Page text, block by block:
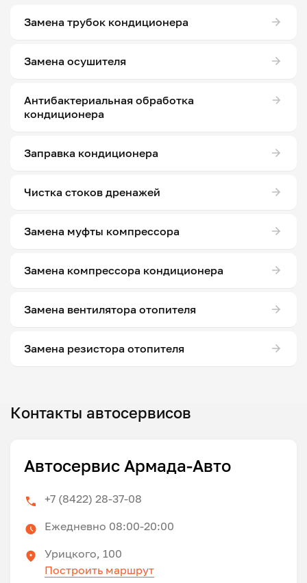
Замена трубок кондиционера
Замена осушителя
Антибактериальная обработка
кондиционера
Заправка кондиционера
Чистка стоков дренажей
Замена муфты компрессора
Замена компрессора кондиционера
Замена вентилятора отопителя
Замена резистора отопителя
Контакты автосервисов
Автосервис Армада-Авто
+7 (8422) 28-37-08
Ежедневно 08:00-20:00
Урицкого, 100
Построить маршрут